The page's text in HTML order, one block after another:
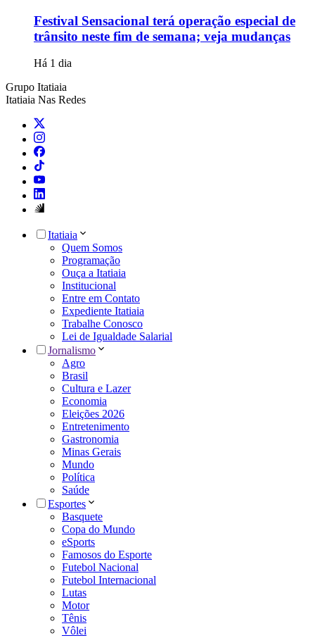
Festival Sensacional terá operação especial de
trânsito neste fim de semana; veja mudanças
Há 1 dia
Grupo Itatiaia
Itatiaia Nas Redes
Itatiaia
Quem Somos
Programação
Ouça a Itatiaia
Institucional
Entre em Contato
Expediente Itatiaia
Trabalhe Conosco
Lei de Igualdade Salarial
Jornalismo
Agro
Brasil
Cultura e Lazer
Economia
Eleições 2026
Entretenimento
Gastronomia
Minas Gerais
Mundo
Política
Saúde
Esportes
Basquete
Copa do Mundo
eSports
Famosos do Esporte
Futebol Nacional
Futebol Internacional
Lutas
Motor
Tênis
Vôlei